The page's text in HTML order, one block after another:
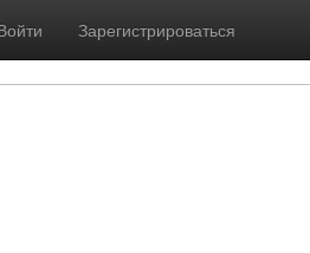
Зарегистрироваться